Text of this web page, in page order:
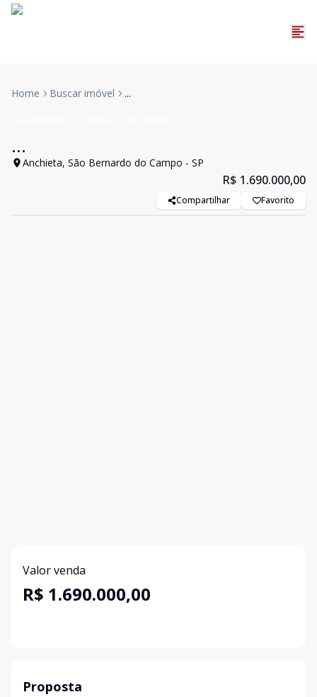
Home Buscar imóvel ...
...
Anchieta, São Bernardo do Campo - SP
R$ 1.690.000,00
Compartilhar Favorito
Valor venda
R$ 1.690.000,00
Proposta